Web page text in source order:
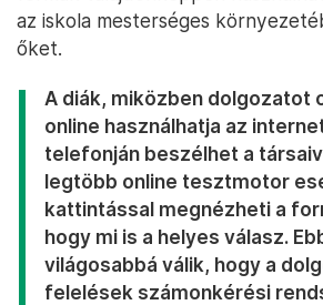
az iskola mesterséges
őket.
A diák, miközben dolgozatot
online használhatja az
telefonján beszélhet a
legtöbb online tesztmotor
kattintással megnézheti a
hogy mi is a helyes válasz.
világosabbá válik, hogy a
felelések számonkérési